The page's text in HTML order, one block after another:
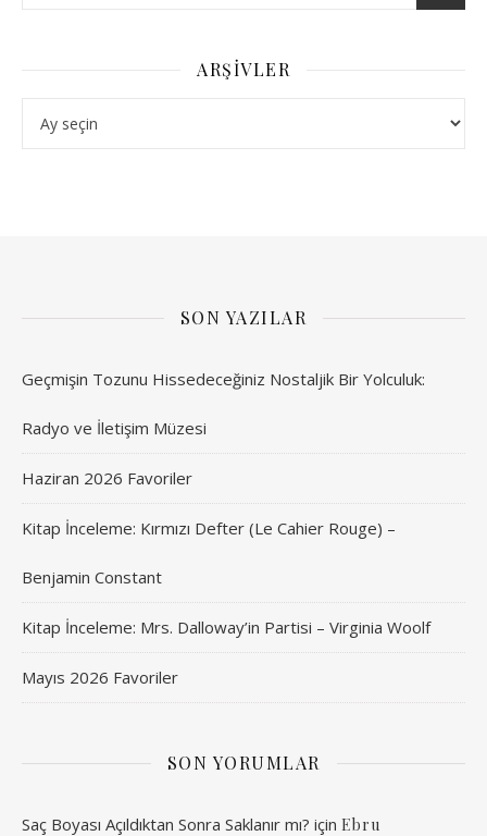
ARŞIVLER
SON YAZILAR
Geçmişin Tozunu Hissedeceğiniz Nostaljik Bir Yolculuk:
Radyo ve İletişim Müzesi
Haziran 2026 Favoriler
Kitap İnceleme: Kırmızı Defter (Le Cahier Rouge) –
Benjamin Constant
Kitap İnceleme: Mrs. Dalloway’in Partisi – Virginia Woolf
Mayıs 2026 Favoriler
SON YORUMLAR
Saç Boyası Açıldıktan Sonra Saklanır mı? için Ebru